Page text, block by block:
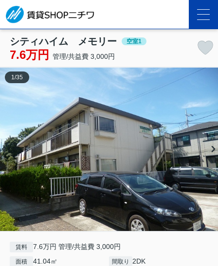
シティハイム メモリー 空室1
7.6万円 管理/共益費 3,000円
1 /35
賃料 7.6万円 管理/共益費 3,000円
面積 41.04㎡ 間取り 2DK